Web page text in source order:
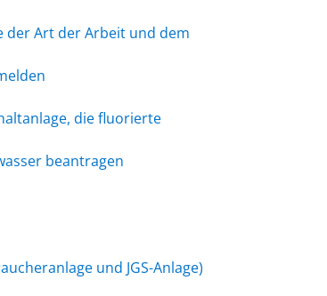
der Art der Arbeit und dem
die fluorierte
beantragen
und JGS-Anlage)